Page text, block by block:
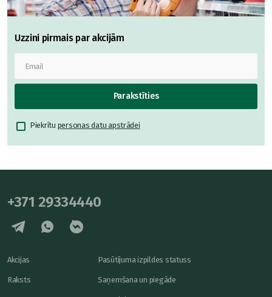
Uzzini pirmais par akcijām
Parakstīties
Piekrītu personas datu apstrādei
+371 29334440
Akcijas
Raksts
Pasūtījuma izpildes statuss
Saņemšana un piegāde